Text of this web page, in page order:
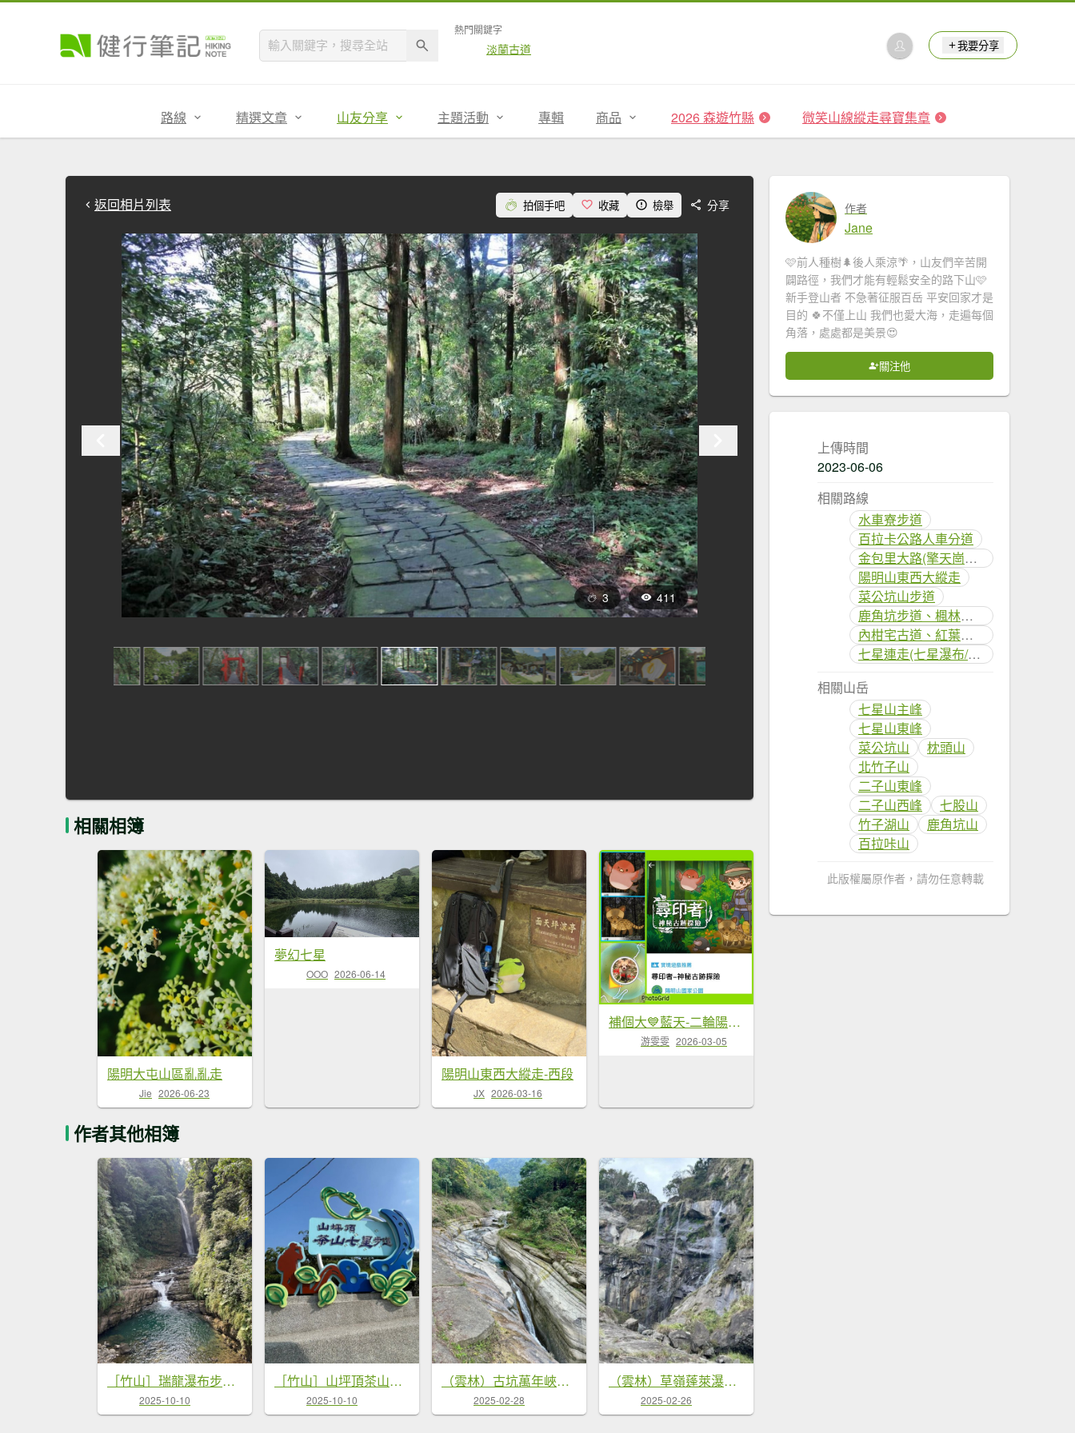
熱門關鍵字
淡蘭古道 我要分享
路線 精選文章 山友分享 主題活動 專輯 商品 2026 森遊竹縣 微笑山線縱走尋寶集章
返回相片列表 拍個手吧 收藏 檢舉 分享
3 411
相關相簿
陽明大屯山區亂亂走
Jie 2026-06-23
夢幻七星
OOO 2026-06-14
陽明山東西大縱走-西段
JX 2026-03-16
補個大💙藍天-二輪陽明山-尋印者-神秘古蹟探險12條步道
游雯雯 2026-03-05
作者其他相簿
［竹山］瑞龍瀑布步道 竹山第一美瀑之稱
2025-10-10
［竹山］山坪頂茶山七星步道
2025-10-10
（雲林）古坑萬年峽谷步道
2025-02-28
（雲林）草嶺蓬萊瀑布步道
2025-02-26
作者
Jane
🩷前人種樹🌲後人乘涼🌴，山友們辛苦開
闢路徑，我們才能有輕鬆安全的路下山🩷
新手登山者 不急著征服百岳 平安回家才是
目的 🍀不僅上山 我們也愛大海，走遍每個
角落，處處都是美景😍
關注他
上傳時間
2023-06-06
相關路線
水車寮步道
百拉卡公路人車分道
金包里大路(擎天崗至上磺溪停車場段)
陽明山東西大縱走
菜公坑山步道
鹿角坑步道、楓林瀑布
內柑宅古道、紅葉谷瀑布
七星連走(七星瀑布/七星公園/七星東峰/七星主峰/七星錐/七星南峰/七星池)
相關山岳
七星山主峰
七星山東峰
菜公坑山
枕頭山
北竹子山
二子山東峰
二子山西峰
七股山
竹子湖山
鹿角坑山
百拉咔山
此版權屬原作者，請勿任意轉載